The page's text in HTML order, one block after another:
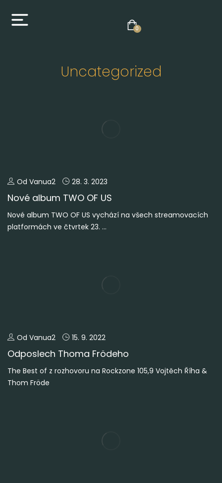
0
Uncategorized
Od Vanua2 28. 3. 2023
Nové album TWO OF US
Nové album TWO OF US vychází na všech streamovacích
platformách ve čtvrtek 23. ...
Od Vanua2 15. 9. 2022
Odposlech Thoma Frödeho
The Best of z rozhovoru na Rockzone 105,9 Vojtěch Říha &
Thom Fröde